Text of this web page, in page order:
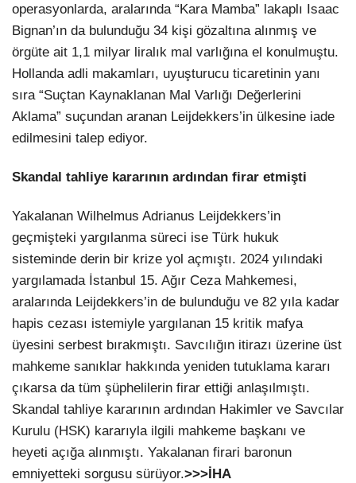
operasyonlarda, aralarında “Kara Mamba” lakaplı Isaac
Bignan’ın da bulunduğu 34 kişi gözaltına alınmış ve
örgüte ait 1,1 milyar liralık mal varlığına el konulmuştu.
Hollanda adli makamları, uyuşturucu ticaretinin yanı
sıra “Suçtan Kaynaklanan Mal Varlığı Değerlerini
Aklama” suçundan aranan Leijdekkers’in ülkesine iade
edilmesini talep ediyor.
Skandal tahliye kararının ardından firar etmişti
Yakalanan Wilhelmus Adrianus Leijdekkers’in
geçmişteki yargılanma süreci ise Türk hukuk
sisteminde derin bir krize yol açmıştı. 2024 yılındaki
yargılamada İstanbul 15. Ağır Ceza Mahkemesi,
aralarında Leijdekkers’in de bulunduğu ve 82 yıla kadar
hapis cezası istemiyle yargılanan 15 kritik mafya
üyesini serbest bırakmıştı. Savcılığın itirazı üzerine üst
mahkeme sanıklar hakkında yeniden tutuklama kararı
çıkarsa da tüm şüphelilerin firar ettiği anlaşılmıştı.
Skandal tahliye kararının ardından Hakimler ve Savcılar
Kurulu (HSK) kararıyla ilgili mahkeme başkanı ve
heyeti açığa alınmıştı. Yakalanan firari baronun
emniyetteki sorgusu sürüyor.>>>İHA